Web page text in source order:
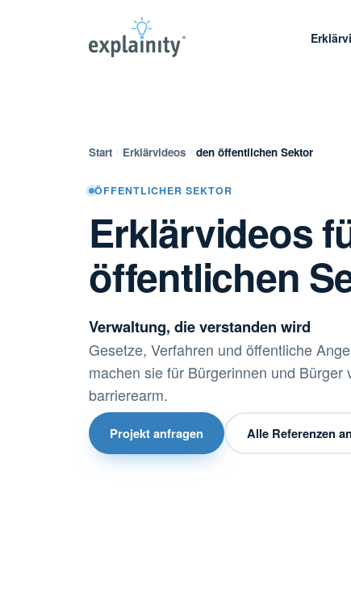
Start Erklärvideos den öffentlichen Sektor
ÖFFENTLICHER SEKTOR
Erklärvideos
öffentlichen
Verwaltung, die verstanden wird
Gesetze, Verfahren und öffentliche
machen sie für Bürgerinnen und
barrierearm.
Projekt anfragen Alle Referenzen